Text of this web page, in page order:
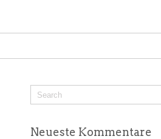
Neueste Kommentare